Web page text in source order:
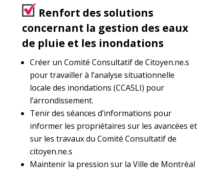
Renfort des solutions
concernant la gestion des eaux
de pluie et les inondations
Créer un Comité Consultatif de Citoyen.ne.s
pour travailler à l’analyse situationnelle
locale des inondations (CCASLI) pour
l’arrondissement.
Tenir des séances d’informations pour
informer les propriétaires sur les avancées et
sur les travaux du Comité Consultatif de
citoyen.ne.s
Maintenir la pression sur la Ville de Montréal